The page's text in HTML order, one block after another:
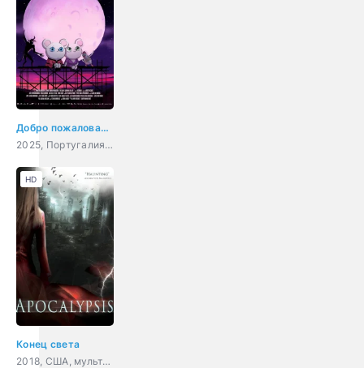
Добро пожаловать в Декорадо
2025, Португалия, Испания, мультфильм, ужасы, фэнтези, комедия
Конец света
2018, США, мультфильм, фэнтези, триллер, детектив
HD